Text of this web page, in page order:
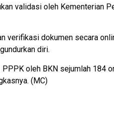
validasi oleh Kementerian
verifikasi dokumen secara
diri.
oleh BKN sejumlah 184
(MC)